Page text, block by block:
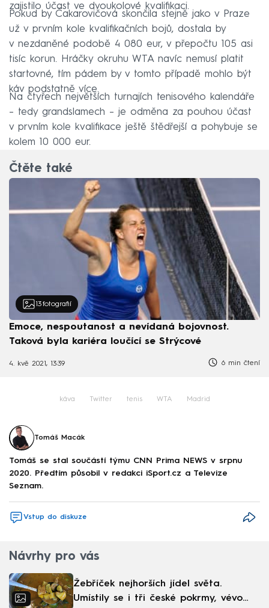
zajistilo účast ve dvoukolové kvalifikaci.
Pokud by Čakarovičová skončila stejně jako v Praze
už v prvním kole kvalifikačních bojů, dostala by
v nezdaněné podobě 4 080 eur, v přepočtu 105 asi
tisíc korun. Hráčky okruhu WTA navíc nemusí platit
startovné, tím pádem by v tomto případě mohlo být
káv podstatně více.
Na čtyřech největších turnajích tenisového kalendáře
– tedy grandslamech – je odměna za pouhou účast
v prvním kole kvalifikace ještě štědřejší a pohybuje se
kolem 10 000 eur.
Čtěte také
13 fotografií
Emoce, nespoutanost a nevídaná bojovnost.
Taková byla kariéra loučící se Strýcové
4. kvě 2021, 13:39 6 min čtení
káva Twitter tenis WTA Madrid
Tomáš Macák
Tomáš se stal součástí týmu CNN Prima NEWS v srpnu
2020. Předtím působil v redakci iSport.cz a Televize
Seznam.
Vstup do diskuze
Návrhy pro vás
Žebříček nejhorších jídel světa.
Umístily se i tři české pokrmy, vévodí